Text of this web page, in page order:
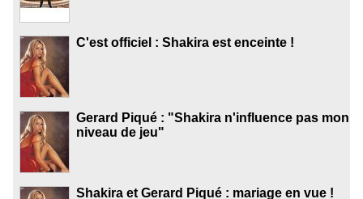
C'est officiel : Shakira est enceinte !
Gerard Piqué : "Shakira n'influence pas mon
niveau de jeu"
Shakira et Gerard Piqué : mariage en vue !